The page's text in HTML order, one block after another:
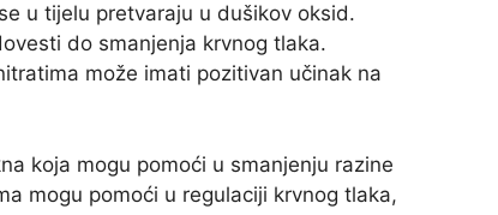
u tijelu pretvaraju u dušikov oksid.
do smanjenja krvnog tlaka.
može imati pozitivan učinak na
koja mogu pomoći u smanjenju razine
mogu pomoći u regulaciji krvnog tlaka,